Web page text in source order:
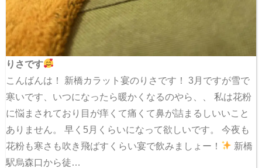
りさです
こんばんは！ 新橋カラット宴のりさです！ 3月ですが雪で
寒いです、いつになったら暖かくなるのやら、、 私は花粉
に悩まされており目が痒くて痛くて鼻が詰まるしいいこと
ありません。 早く5月くらいになって欲しいです。 今夜も
花粉も寒さも吹き飛ばすくらい宴で飲みましょー！
新橋
駅烏森口から徒…